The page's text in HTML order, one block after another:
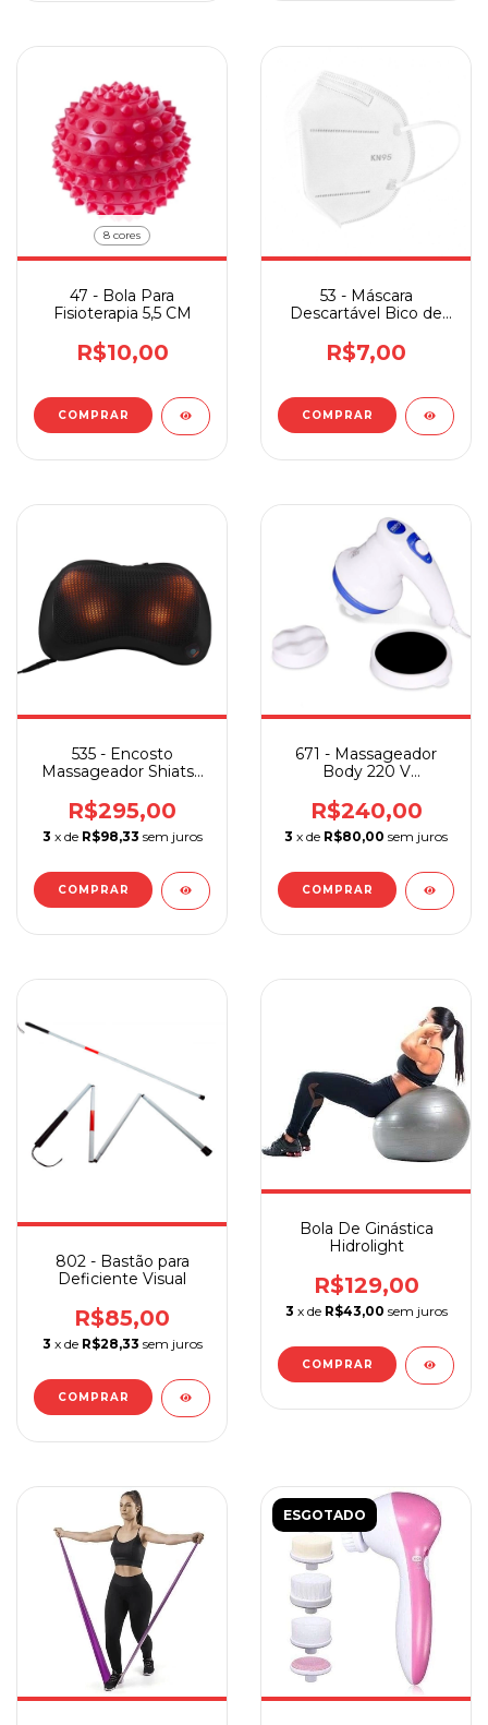
8 cores
47 - Bola Para
Fisioterapia 5,5 CM
R$10,00
COMPRAR
53 - Máscara
Descartável Bico de
R$7,00
535 - Encosto
Massageador Shiatsu
R$295,00
3 x de R$98,33 sem juros
671 - Massageador
Body 220 V
R$240,00
3 x de R$80,00 sem juros
COMPRAR
802 - Bastão para
Deficiente Visual
R$85,00
3 x de R$28,33 sem juros
Bola De Ginástica
Hidrolight
R$129,00
3 x de R$43,00 sem juros
COMPRAR
ESGOTADO